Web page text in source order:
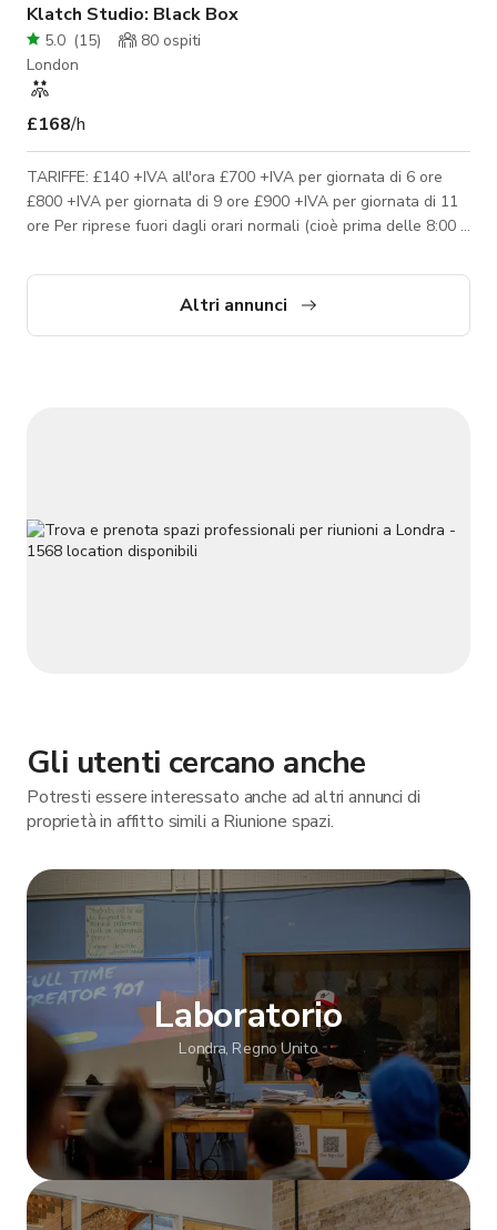
Klatch Studio: Black Box
5.0 (15) 80 ospiti
London
£168/h
TARIFFE: £140 +IVA all'ora £700 +IVA per giornata di 6 ore
£800 +IVA per giornata di 9 ore £900 +IVA per giornata di 11
ore Per riprese fuori dagli orari normali (cioè prima delle 8:00 o
ora che ricade fuori da questi orari. SCONTI PER STUDENTI,
PICCOLE SQUADRE, ALTRO CARATTERISTICHE DELLOAltri annunci
Gli utenti cercano anche
Potresti essere interessato anche ad altri annunci di
proprietà in affitto simili a Riunione spazi.
Laboratorio
Londra, Regno Unito
Mostra altro